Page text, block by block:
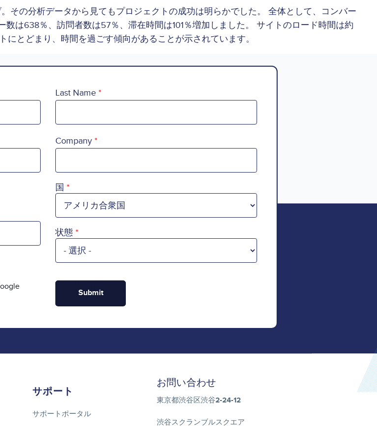
その分析データから見てもプロジェクトの成功は明らかでした。 全体として、コンバー
は638％、訪問者数は57％、滞在時間は101％増加しました。 サイトのロード時間は約
とどまり、時間を過ごす傾向があることが示されています。
Last Name
Company
Country
国
状態
サポート
サポートポータル
お問い合わせ
東京都渋谷区渋谷2-24-12
渋谷スクランブルスクエア